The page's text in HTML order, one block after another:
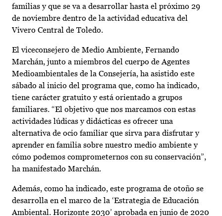
familias y que se va a desarrollar hasta el próximo 29
de noviembre dentro de la actividad educativa del
Vivero Central de Toledo.
El viceconsejero de Medio Ambiente, Fernando
Marchán, junto a miembros del cuerpo de Agentes
Medioambientales de la Consejería, ha asistido este
sábado al inicio del programa que, como ha indicado,
tiene carácter gratuito y está orientado a grupos
familiares. “El objetivo que nos marcamos con estas
actividades lúdicas y didácticas es ofrecer una
alternativa de ocio familiar que sirva para disfrutar y
aprender en familia sobre nuestro medio ambiente y
cómo podemos comprometernos con su conservación”,
ha manifestado Marchán.
Además, como ha indicado, este programa de otoño se
desarrolla en el marco de la ‘Estrategia de Educación
Ambiental. Horizonte 2030’ aprobada en junio de 2020